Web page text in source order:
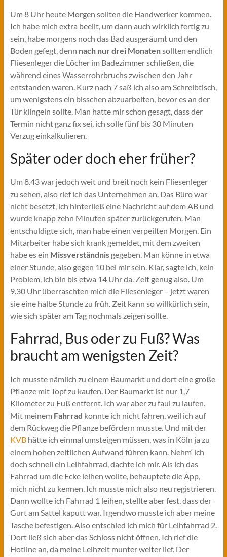
Um 8 Uhr heute Morgen sollten die Handwerker kommen.
Ich habe mich extra beeilt, um dann auch wirklich fertig zu
sein, habe morgens noch das Bad ausgeräumt und den
Boden gefegt, denn nach nur drei Monatensollten endlich
Fliesenleger die Löcher im Badezimmer schließen, die
während eines Wasserrohrbruchs zwischen den Jahr
entstanden waren. Kurz nach 7 saß ich also am Schreibtisch,
um wenigstens ein bisschen abzuarbeiten, bevor es an der
Tür klingeln sollte. Man hatte mir schon gesagt, dass der
Termin nicht ganz fix sei, ich solle fünf bis 30 Minuten
Verzug einkalkulieren.
Später oder doch eher früher?
Um 8.43 war jedoch weit und breit noch kein Fliesenleger
zu sehen, also rief ich das Unternehmen an. Das Büro war
nicht besetzt, ich hinterließ eine Nachricht auf dem AB und
wurde knapp zehn Minuten später zurückgerufen. Man
entschuldigte sich, man habe einen verpeilten Morgen. Ein
Mitarbeiter habe sich krank gemeldet, mit dem zweiten
habe es ein Missverständnisgegeben. Man könne in etwa
einer Stunde, also gegen 10 bei mir sein. Klar, sagte ich, kein
Problem, ich bin bis etwa 14 Uhr da. Zeit genug also. Um
9.30 Uhr überraschten mich die Fliesenleger – jetzt waren
sie eine halbe Stunde zu früh. Zeit kann so willkürlich sein,
wie sich später am Tag nochmals zeigen sollte.
Fahrrad, Bus oder zu Fuß? Was
braucht am wenigsten Zeit?
Ich musste nämlich zu einem Baumarkt und dort eine große
Pflanze mit Topf zu kaufen. Der Baumarkt ist nur 1,7
Kilometer zu Fuß entfernt. Ich war aber zu faul zu laufen.
Mit meinem Fahrrad konnte ich nicht fahren, weil ich auf
dem Rückweg die Pflanze befördern musste. Und mit der
KVBhätte ich einmal umsteigen müssen, was in Köln ja zu
einem hohen zeitlichen Aufwand führen kann. Nehm‘ ich
doch schnell ein Leihfahrrad, dachte ich mir. Als ich das
Fahrrad um die Ecke leihen wollte, behauptete die App,
mich nicht zu kennen. Ich musste mich also neu registrieren.
Dann wollte ich Fahrrad 1 leihen, stellte aber fest, dass der
Gurt am Sattel kaputt war. Irgendwo musste ich aber meine
Tasche befestigen. Also entschied ich mich für Leihfahrrad 2.
Dort ließ sich aber das Schloss nicht öffnen. Ich rief die
Hotline an, da meine Leihzeit munter weiter lief. Der